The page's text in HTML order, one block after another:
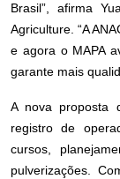
Brasil”, afirma
Agriculture. “A
e agora o MAPA
garante mais
A nova proposta
registro de
cursos,
pulverizações.